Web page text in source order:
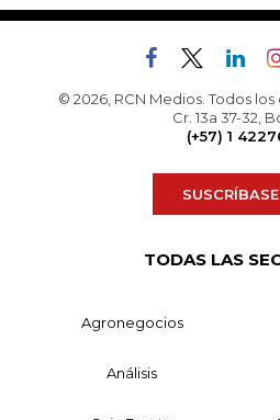
© 2026, RCN Medios. Todos
Cr. 13a 37-32,
(+57) 1
SUSCRÍBASE
TODAS LAS
Agronegocios
Análisis